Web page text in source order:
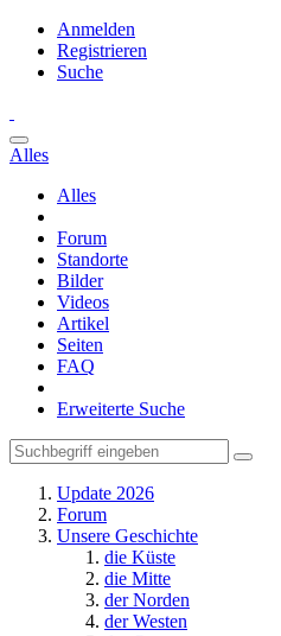
Anmelden
Registrieren
Suche
Alles
Alles
Forum
Standorte
Bilder
Videos
Artikel
Seiten
FAQ
Erweiterte Suche
Update 2026
Forum
Unsere Geschichte
die Küste
die Mitte
der Norden
der Westen